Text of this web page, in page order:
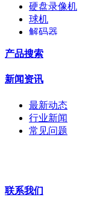
硬盘录像机
球机
解码器
配件
拼接屏
安检门
工程宝
海康机器人
产品搜索
新闻资讯
最新动态
行业新闻
常见问题
联系我们